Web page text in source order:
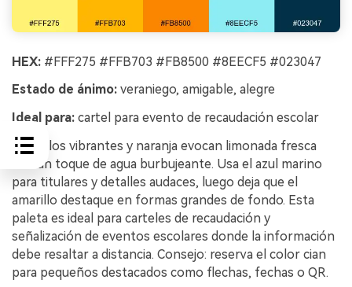
HEX: #FFF275 #FFB703 #FB8500 #8EECF5 #023047
Estado de ánimo: veraniego, amigable, alegre
Ideal para: cartel para evento de recaudación escolar
Amarillos vibrantes y naranja evocan limonada fresca
con un toque de agua burbujeante. Usa el azul marino
para titulares y detalles audaces, luego deja que el
amarillo destaque en formas grandes de fondo. Esta
paleta es ideal para carteles de recaudación y
señalización de eventos escolares donde la información
debe resaltar a distancia. Consejo: reserva el color cian
para pequeños destacados como flechas, fechas o QR.